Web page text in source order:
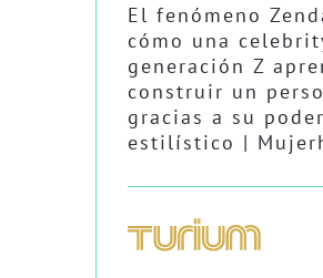
El fenómeno
cómo una
generación Z
construir un
gracias a su poder
estilístico |